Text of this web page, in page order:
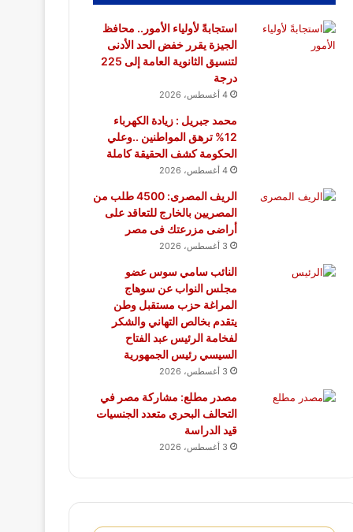
استجابةً لأولياء الأمور.. محافظ
الجيزة يقرر خفض الحد الأدنى
لتنسيق الثانوية العامة إلى 225
درجة
4 أغسطس، 2026
محمد جبريل : زيادة الكهرباء
12% ترهق المواطنين ..وعلي
الحكومة كشف الحقيقة كاملة
4 أغسطس، 2026
الريف المصرى: 4500 طلب من
المصريين بالخارج للتعاقد على
أراضى مزرعتك فى مصر
3 أغسطس، 2026
النائب سامي سوس عضو
مجلس النواب عن سوهاج
المراغة حزب مستقبل وطن
يتقدم بخالص التهاني والشكر
لفخامة الرئيس عبد الفتاح
السيسي رئيس الجمهورية
3 أغسطس، 2026
مصدر مطلع: مشاركة مصر في
التحالف البحري متعدد الجنسيات
قيد الدراسة
3 أغسطس، 2026